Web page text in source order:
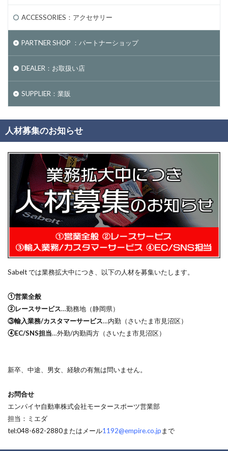
ACCESSORIES：アクセサリー
PARTNER SHOP ：パートナーショップ
DEALER：お取扱い店
SUPPLIER：業販
人材募集のお知らせ
Sabelt では業務拡大中につき、以下の人材を募集いたします。
①営業全般
②レースサービス…勤務地（静岡県）
③輸入業務/カスタマーサービス…内勤（さいたま市見沼区）
④EC/SNS担当…外勤/内勤両方（さいたま市見沼区）
新卒、中途、男女、経験の有無は問いません。
お問合せ
エンパイヤ自動車株式会社モータースポーツ営業部
担当：ミエダ
tel:048-682-2880またはメール1192@empire.co.jpまで